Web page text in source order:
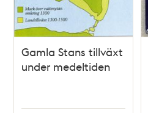
Gamla Stans tillväxt
under medeltiden